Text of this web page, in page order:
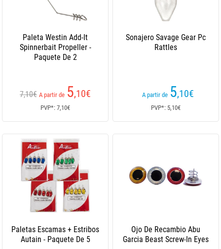
Paleta Westin Add-It
Spinnerbait Propeller -
Paquete De 2
7,10€ A partir de 5,10€
PVP*: 7,10€
Sonajero Savage Gear Pc
Rattles
A partir de 5,10€
PVP*: 5,10€
Paletas Escamas + Estribos
Autain - Paquete De 5
Ojo De Recambio Abu
Garcia Beast Screw-In Eyes